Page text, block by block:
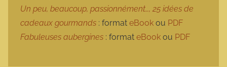
Un peu, beaucoup, passionnément…, 25 idées de
cadeaux gourmands : format eBook ou PDF
Fabuleuses aubergines : format eBook ou PDF